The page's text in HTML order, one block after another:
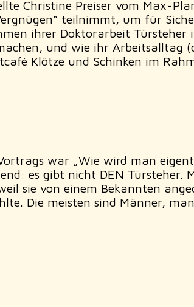
Christine Preiser vom Max-
teilnimmt, um für
ihrer Doktorarbeit
und wie ihr Arbeitsalltag
Klötze und Schinken im
war „Wie wird man
es gibt nicht DEN Türsteher.
sie von einem Bekannten
Die meisten sind Männer,